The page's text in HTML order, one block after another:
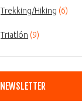
Trekking/Hiking (6)
Triatlón (9)
NEWSLETTER